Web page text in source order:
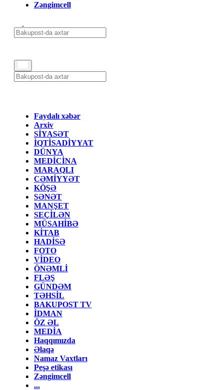
Zəngimcell
Faydalı xəbər
Arxiv
SİYASƏT
İQTİSADİYYAT
DÜNYA
MEDİCİNA
MARAQLI
CƏMİYYƏT
KÖŞƏ
SƏNƏT
MANŞET
SEÇİLƏN
MÜSAHİBƏ
KİTAB
HADİSƏ
FOTO
VİDEO
ÖNƏMLİ
FLƏŞ
GÜNDƏM
TƏHSİL
BAKUPOST TV
İDMAN
ÖZ ƏL
MEDİA
Haqqımızda
Əlaqə
Namaz Vaxtları
Peşə etikası
Zəngimcell
...